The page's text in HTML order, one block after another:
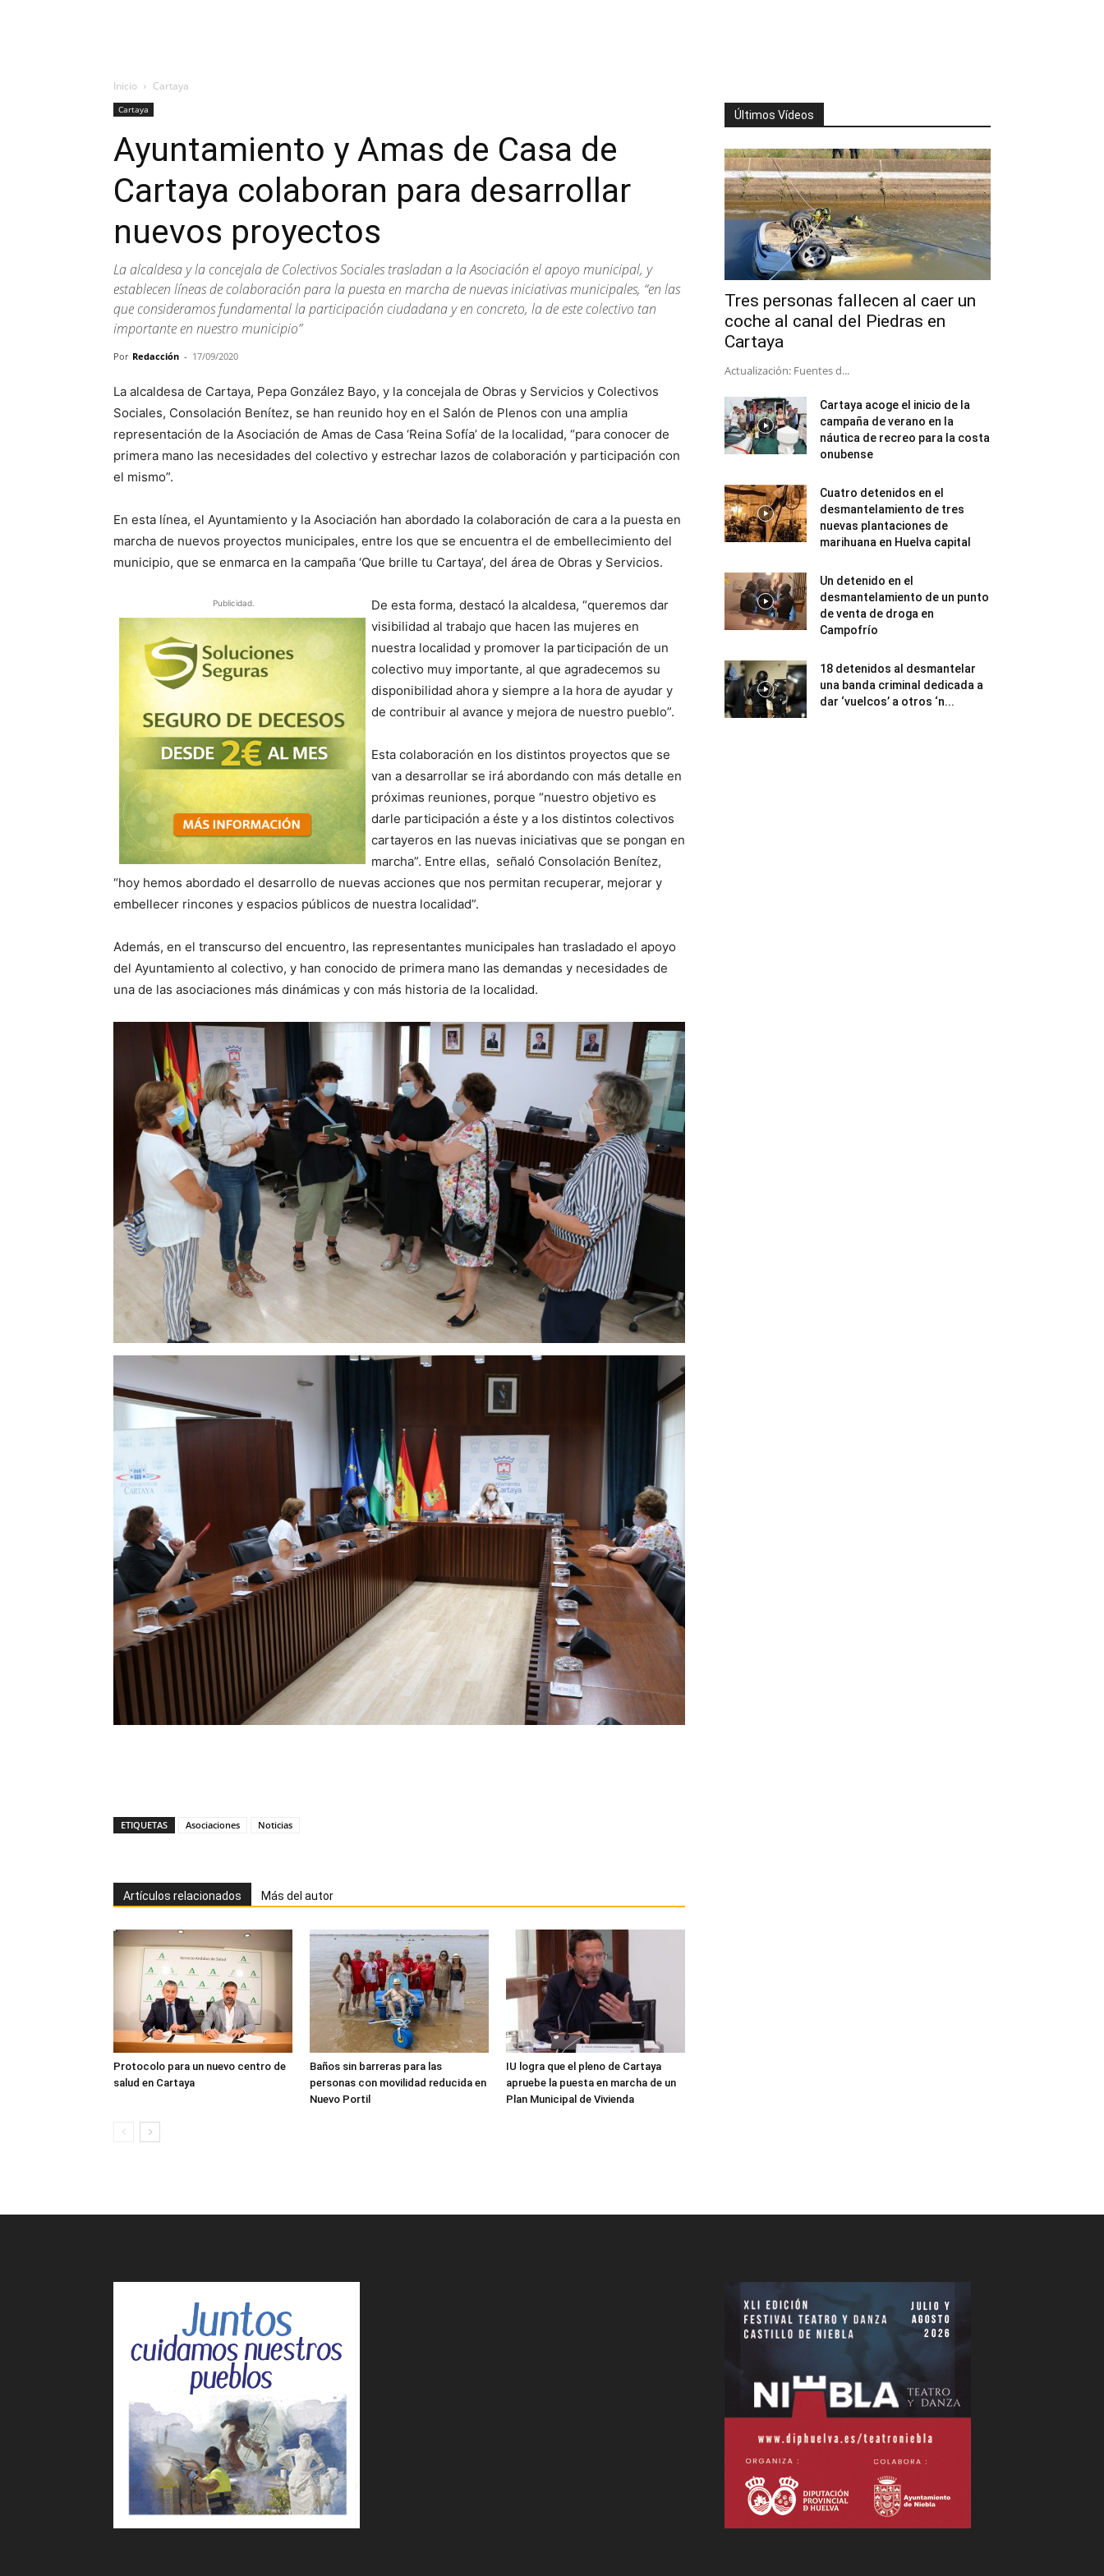
Inicio Cartaya
Cartaya
Ayuntamiento y Amas de Casa de
Cartaya colaboran para desarrollar
nuevos proyectos
La alcaldesa y la concejala de Colectivos Sociales trasladan a la Asociación el apoyo municipal, y
establecen líneas de colaboración para la puesta en marcha de nuevas iniciativas municipales, “en las
que consideramos fundamental la participación ciudadana y en concreto, la de este colectivo tan
importante en nuestro municipio”
Por Redacción - 17/09/2020
La alcaldesa de Cartaya, Pepa González Bayo, y la concejala de Obras y Servicios y Colectivos
Sociales, Consolación Benítez, se han reunido hoy en el Salón de Plenos con una amplia
representación de la Asociación de Amas de Casa ‘Reina Sofía’ de la localidad, “para conocer de
primera mano las necesidades del colectivo y estrechar lazos de colaboración y participación con
el mismo”.
En esta línea, el Ayuntamiento y la Asociación han abordado la colaboración de cara a la puesta en
marcha de nuevos proyectos municipales, entre los que se encuentra el de embellecimiento del
municipio, que se enmarca en la campaña ‘Que brille tu Cartaya’, del área de Obras y Servicios.
Publicidad.
De esta forma, destacó la alcaldesa, “queremos dar
visibilidad al trabajo que hacen las mujeres en
nuestra localidad y promover la participación de un
colectivo muy importante, al que agradecemos su
disponibilidad ahora y siempre a la hora de ayudar y
de contribuir al avance y mejora de nuestro pueblo”.
Esta colaboración en los distintos proyectos que se
van a desarrollar se irá abordando con más detalle en
próximas reuniones, porque “nuestro objetivo es
darle participación a éste y a los distintos colectivos
cartayeros en las nuevas iniciativas que se pongan en
marcha”. Entre ellas, señaló Consolación Benítez,
“hoy hemos abordado el desarrollo de nuevas acciones que nos permitan recuperar, mejorar y
embellecer rincones y espacios públicos de nuestra localidad”.
Además, en el transcurso del encuentro, las representantes municipales han trasladado el apoyo
del Ayuntamiento al colectivo, y han conocido de primera mano las demandas y necesidades de
una de las asociaciones más dinámicas y con más historia de la localidad.
ETIQUETAS Asociaciones Noticias
Artículos relacionados Más del autor
Protocolo para un nuevo centro de
salud en Cartaya
Baños sin barreras para las
personas con movilidad reducida en
Nuevo Portil
IU logra que el pleno de Cartaya
apruebe la puesta en marcha de un
Plan Municipal de Vivienda
Últimos Vídeos
Tres personas fallecen al caer un
coche al canal del Piedras en
Cartaya
Actualización: Fuentes d...
Cartaya acoge el inicio de la
campaña de verano en la
náutica de recreo para la costa
onubense
Cuatro detenidos en el
desmantelamiento de tres
nuevas plantaciones de
marihuana en Huelva capital
Un detenido en el
desmantelamiento de un punto
de venta de droga en
Campofrío
18 detenidos al desmantelar
una banda criminal dedicada a
dar ‘vuelcos’ a otros ‘n...